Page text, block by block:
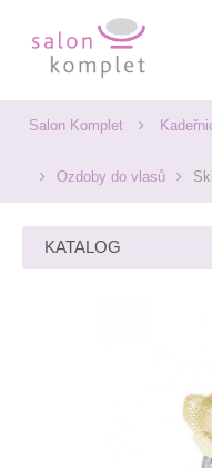
Salon Komplet
Ozdoby do vlasů
KATALOG